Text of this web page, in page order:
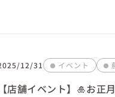
12/31 イベント
【店舗イベント】🎍お正